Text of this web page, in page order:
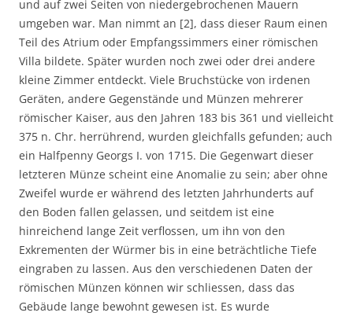
und auf zwei Seiten von niedergebrochenen Mauern
umgeben war. Man nimmt an [2], dass dieser Raum einen
Teil des Atrium oder Empfangssimmers einer römischen
Villa bildete. Später wurden noch zwei oder drei andere
kleine Zimmer entdeckt. Viele Bruchstücke von irdenen
Geräten, andere Gegenstände und Münzen mehrerer
römischer Kaiser, aus den Jahren 183 bis 361 und vielleicht
375 n. Chr. herrührend, wurden gleichfalls gefunden; auch
ein Halfpenny Georgs I. von 1715. Die Gegenwart dieser
letzteren Münze scheint eine Anomalie zu sein; aber ohne
Zweifel wurde er während des letzten Jahrhunderts auf
den Boden fallen gelassen, und seitdem ist eine
hinreichend lange Zeit verflossen, um ihn von den
Exkrementen der Würmer bis in eine beträchtliche Tiefe
eingraben zu lassen. Aus den verschiedenen Daten der
römischen Münzen können wir schliessen, dass das
Gebäude lange bewohnt gewesen ist. Es wurde